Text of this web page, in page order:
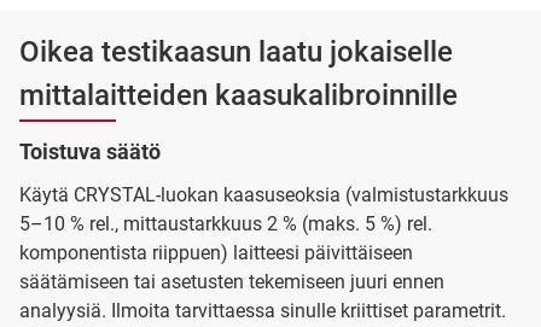
Oikea testikaasun laatu jokaiselle
mittalaitteiden kaasukalibroinnille
Toistuva säätö
Käytä CRYSTAL-luokan kaasuseoksia (valmistustarkkuus
5–10 % rel., mittaustarkkuus 2 % (maks. 5 %) rel.
komponentista riippuen) laitteesi päivittäiseen
säätämiseen tai asetusten tekemiseen juuri ennen
analyysiä. Ilmoita tarvittaessa sinulle kriittiset parametrit.